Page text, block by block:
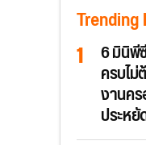
6 มินิพี
ครบไ
งานค
ประห